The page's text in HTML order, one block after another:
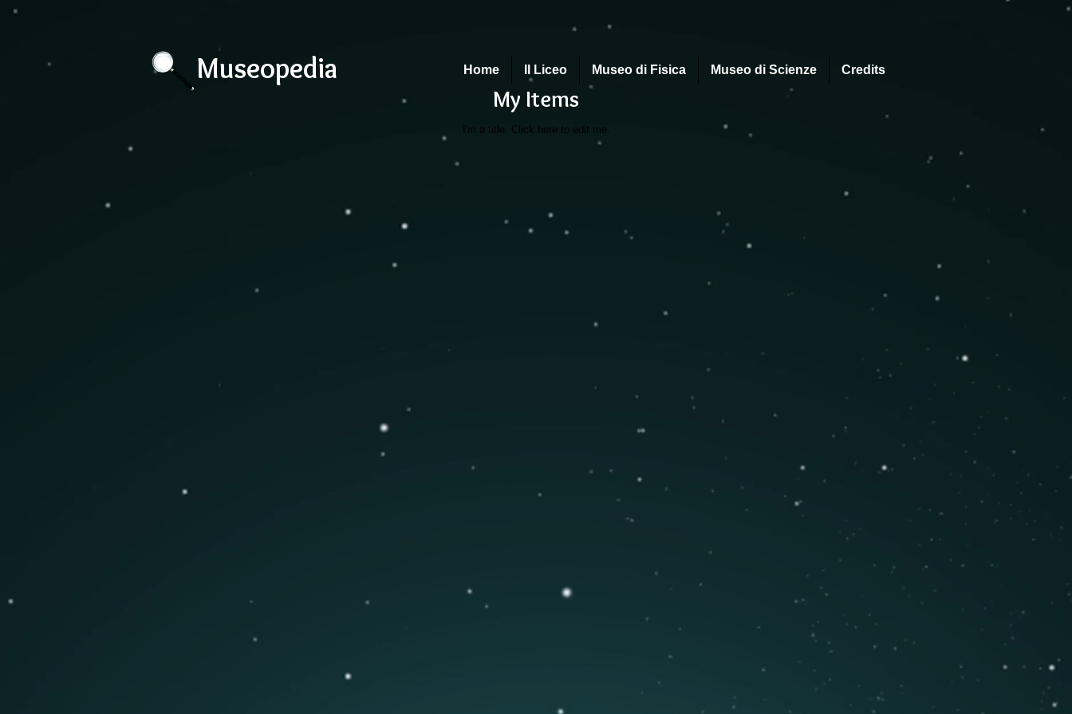
My Items
I'm a title. ​Click here to edit me.
Museopedia Home Il Liceo Museo di Fisica Museo di Scienze Credits